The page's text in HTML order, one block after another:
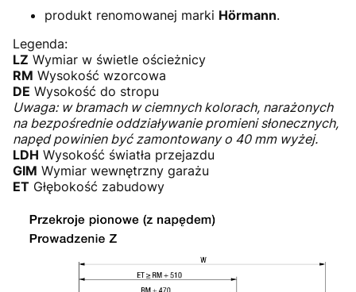
produkt renomowanej marki Hörmann.
Legenda:
LZ Wymiar w świetle ościeżnicy
RM Wysokość wzorcowa
DE Wysokość do stropu
Uwaga: w bramach w ciemnych kolorach, narażonych
na bezpośrednie oddziaływanie promieni słonecznych,
napęd powinien być zamontowany o 40 mm wyżej.
LDH Wysokość światła przejazdu
GIM Wymiar wewnętrzny garażu
ET Głębokość zabudowy